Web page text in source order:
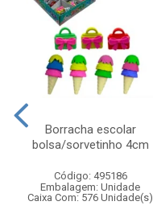
Borracha escolar
bolsa/sorvetinho 4cm
Código: 495186
Embalagem: Unidade
Caixa Com: 576 Unidade(s)